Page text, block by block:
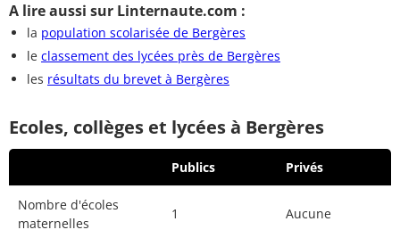
A lire aussi sur Linternaute.com :
la population scolarisée de Bergères
le classement des lycées près de Bergères
les résultats du brevet à Bergères
Ecoles, collèges et lycées à Bergères
Publics Privés
Nombre d'écoles
maternelles
1 Aucune